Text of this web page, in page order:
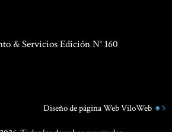
& Servicios Edición N° 160
Diseño de página WebViloWeb